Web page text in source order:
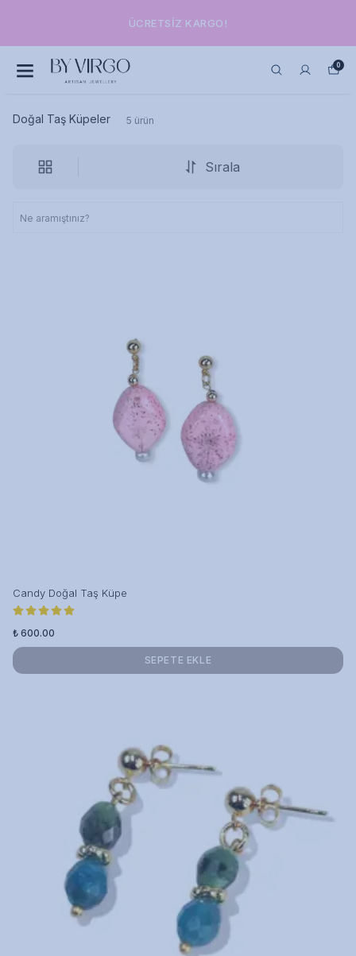
ÜCRETSIZ KARGO!
0
Doğal Taş Küpeler 5 ürün
Sırala
Candy Doğal Taş Küpe
₺ 600.00
SEPETE EKLE